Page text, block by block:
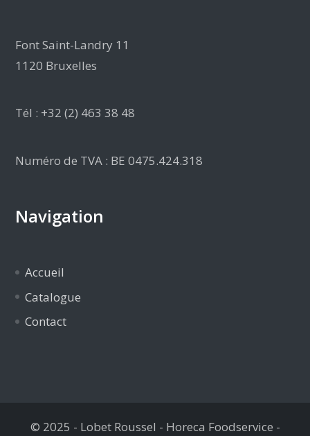
Font Saint-Landry 11
1120 Bruxelles
Tél : +32 (2) 463 38 48
Numéro de TVA : BE 0475.424.318
Navigation
Accueil
Catalogue
Contact
© 2025 - Lobet Roussel - Horeca Foodservice -